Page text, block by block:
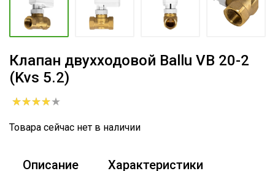
Клапан двухходовой Ballu VB 20-2
(Kvs 5.2)
Товара сейчас нет в наличии
Описание Характеристики